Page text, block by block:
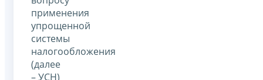
применения
упрощенной
системы
налогообложения
(далее
– УСН)